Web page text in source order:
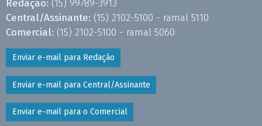
Redação: (15) 99789-3913
Central/Assinante: (15) 2102-5100 - ramal 5110
Comercial: (15) 2102-5100 - ramal 5060
Enviar e-mail para Redação
Enviar e-mail para Central/Assinante
Enviar e-mail para o Comercial